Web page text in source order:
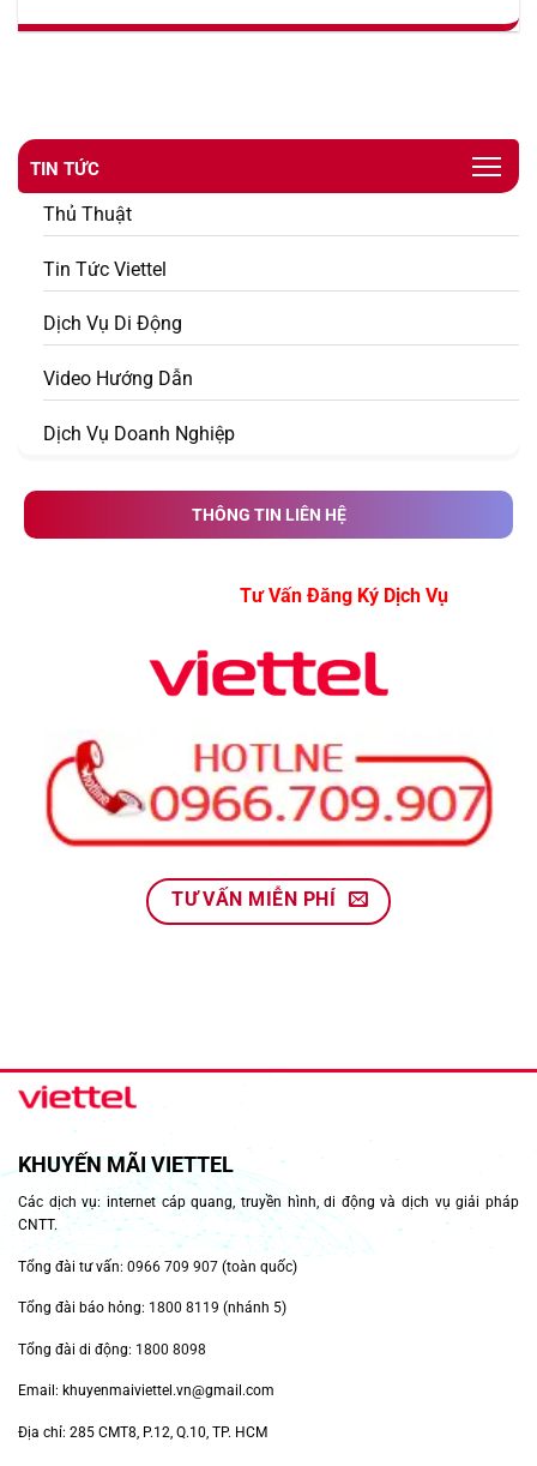
TIN TỨC
Thủ Thuật
Tin Tức Viettel
Dịch Vụ Di Động
Video Hướng Dẫn
Dịch Vụ Doanh Nghiệp
THÔNG TIN LIÊN HỆ
Tư Vấn Đăng Ký Dịch Vụ
TƯ VẤN MIỄN PHÍ
KHUYẾN MÃI VIETTEL
Các dịch vụ: internet cáp quang, truyền hình, di động và dịch vụ giải pháp
CNTT.
Tổng đài tư vấn: 0966 709 907 (toàn quốc)
Tổng đài báo hỏng: 1800 8119 (nhánh 5)
Tổng đài di động: 1800 8098
Email: khuyenmaiviettel.vn@gmail.com
Địa chỉ: 285 CMT8, P.12, Q.10, TP. HCM